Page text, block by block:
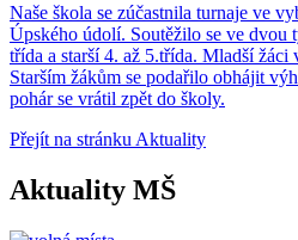
Naše škola se zúčastnila turnaje ve
Úpského údolí. Soutěžilo se ve dvou
třída a starší 4. až 5.třída. Mladší
Starším žákům se podařilo obhájit
pohár se vrátil zpět do školy.
Přejít na stránku Aktuality
Aktuality MŠ